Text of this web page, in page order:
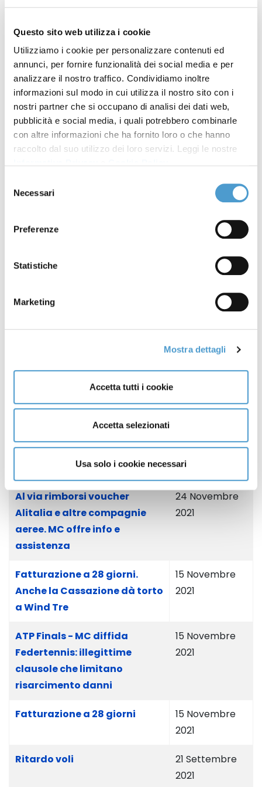
Questo sito web utilizza i cookie
Utilizziamo i cookie per personalizzare contenuti ed
annunci, per fornire funzionalità dei social media e per
analizzare il nostro traffico. Condividiamo inoltre
informazioni sul modo in cui utilizza il nostro sito con i
nostri partner che si occupano di analisi dei dati web,
pubblicità e social media, i quali potrebbero combinarle
con altre informazioni che ha fornito loro o che hanno
raccolto dal suo utilizzo dei loro servizi. Leggi le nostre
delNecessari
Preferenze
Statistiche
Marketing
Mostra dettagli
Accetta tutti i cookie
Accetta selezionati
Usa solo i cookie necessari
indennizzi che ti spettano
Telecom, fatturazione a 28
giorni: è l'ora dei rimborsi!
Incendi a Rodi e a Corfù: i
diritti dei turisti
24 Luglio 2023
Fatturazione 28 giorni. Corte
di Giustizia Ue conferma
08 Giugno 2023
Gran Premio di Formula Uno:
e spese
19 Maggio 2023
Alitalia
04 Gennaio
Voucher Alitalia: decollati i
05 Agosto 2022
15 Giugno 2022
Voucher Covid Alitalia:
novità sui rimborsi
02 Maggio 2022
Covid-19: al via domande di
Rivolgiti a MC per info e
Al via rimborsi voucher
Alitalia e altre compagnie
aeree. MC offre info e
assistenza
24 Novembre
2021
Fatturazione a 28 giorni.
Anche la Cassazione dà torto
a Wind Tre
15 Novembre
2021
ATP Finals - MC diffida
Federtennis: illegittime
clausole che limitano
risarcimento danni
15 Novembre
2021
Fatturazione a 28 giorni
15 Novembre
2021
Ritardo voli
21 Settembre
2021